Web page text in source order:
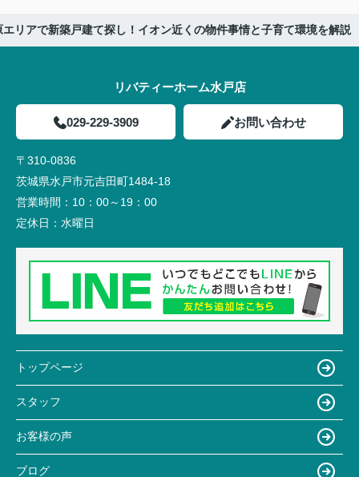
エリアで新築戸建て探し！イオン近くの物件事情と子育て環境を解説
リバティーホーム水戸店
029-229-3909 お問い合わせ
〒310-0836
茨城県水戸市元吉田町1484-18
営業時間： 10：00～19：00
定休日： 水曜日
トップページ
スタッフ
お客様の声
ブログ